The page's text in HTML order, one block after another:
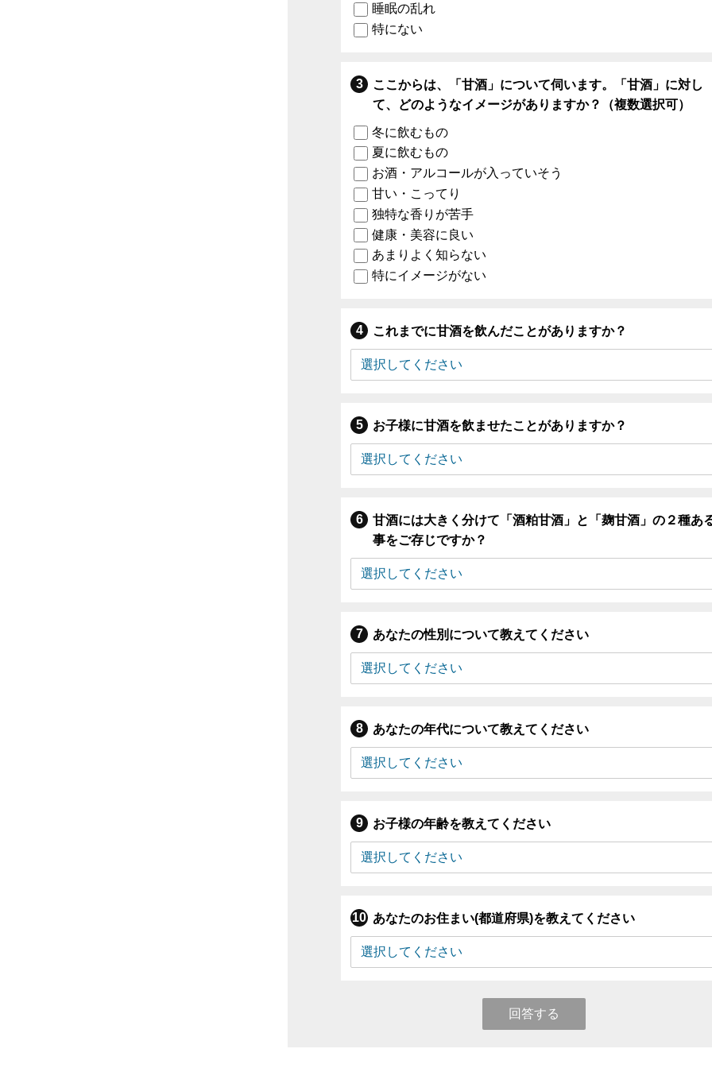
睡眠の乱れ
特にない
ここからは、「甘酒」について伺います。「甘酒」に対し
て、どのようなイメージがありますか？（複数選択可）
冬に飲むもの
夏に飲むもの
お酒・アルコールが入っていそう
甘い・こってり
独特な香りが苦手
健康・美容に良い
あまりよく知らない
特にイメージがない
これまでに甘酒を飲んだことがありますか？
お子様に甘酒を飲ませたことがありますか？
甘酒には大きく分けて「酒粕甘酒」と「麹甘酒」の２種あ
事をご存じですか？
あなたの性別について教えてください
あなたの年代について教えてください
お子様の年齢を教えてください
あなたのお住まい(都道府県)を教えてください
回答する